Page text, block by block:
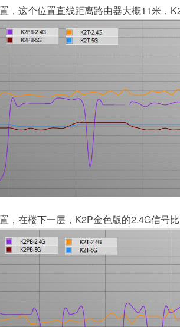
，这个位置直线距离路由器大概11米，
，在楼下一层，K2P金色版的2.4G信号